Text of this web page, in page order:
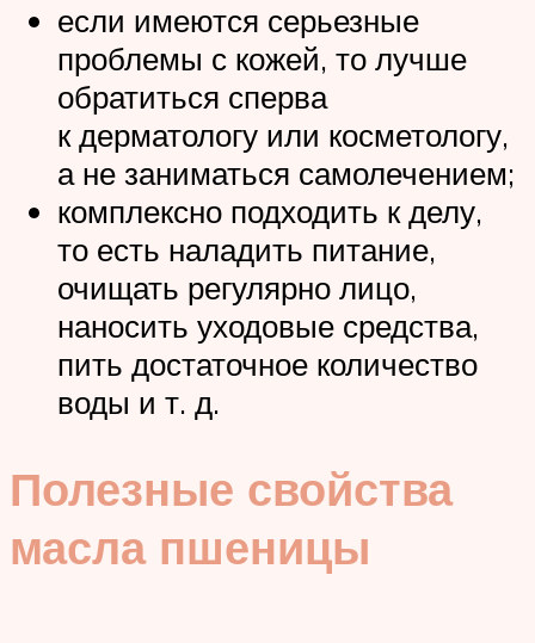
если имеются серьезные
проблемы с кожей, то лучше
обратиться сперва
к дерматологу или косметологу,
а не заниматься самолечением;
комплексно подходить к делу,
то есть наладить питание,
очищать регулярно лицо,
наносить уходовые средства,
пить достаточное количество
воды и т. д.
Полезные свойства
масла пшеницы